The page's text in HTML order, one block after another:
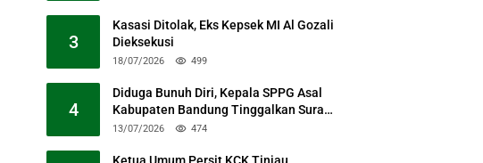
3
Kasasi Ditolak, Eks Kepsek MI Al Gozali
Dieksekusi
18/07/2026 499
4
Diduga Bunuh Diri, Kepala SPPG Asal
Kabupaten Bandung Tinggalkan Surat
Permohonan Maaf
13/07/2026 474
Ketua Umum Persit KCK Tinjau